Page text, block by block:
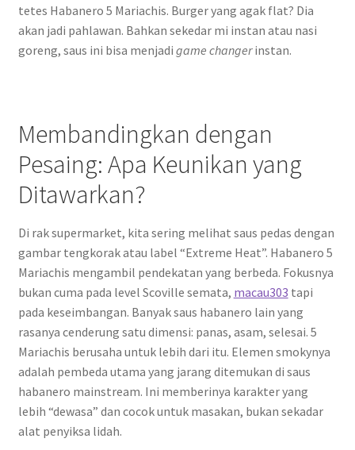
tetes Habanero 5 Mariachis. Burger yang agak flat? Dia
akan jadi pahlawan. Bahkan sekedar mi instan atau nasi
goreng, saus ini bisa menjadi game changerinstan.
Membandingkan dengan
Pesaing: Apa Keunikan yang
Ditawarkan?
Di rak supermarket, kita sering melihat saus pedas dengan
gambar tengkorak atau label “Extreme Heat”. Habanero 5
Mariachis mengambil pendekatan yang berbeda. Fokusnya
bukan cuma pada level Scoville semata, macau303 tapi
pada keseimbangan. Banyak saus habanero lain yang
rasanya cenderung satu dimensi: panas, asam, selesai. 5
Mariachis berusaha untuk lebih dari itu. Elemen smokynya
adalah pembeda utama yang jarang ditemukan di saus
habanero mainstream. Ini memberinya karakter yang
lebih “dewasa” dan cocok untuk masakan, bukan sekadar
alat penyiksa lidah.